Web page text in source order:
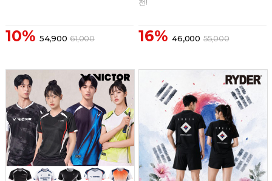
10% 54,900 61,000
전!
16% 46,000 55,000